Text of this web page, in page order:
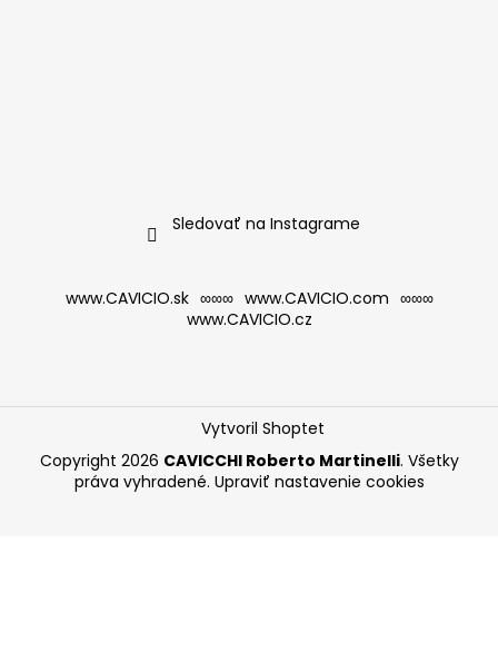
Sledovať na Instagrame
www.CAVICIO.sk ∞∞∞ www.CAVICIO.com ∞∞∞
www.CAVICIO.cz
Vytvoril Shoptet
Copyright 2026 CAVICCHI Roberto Martinelli. Všetky
práva vyhradené. Upraviť nastavenie cookies